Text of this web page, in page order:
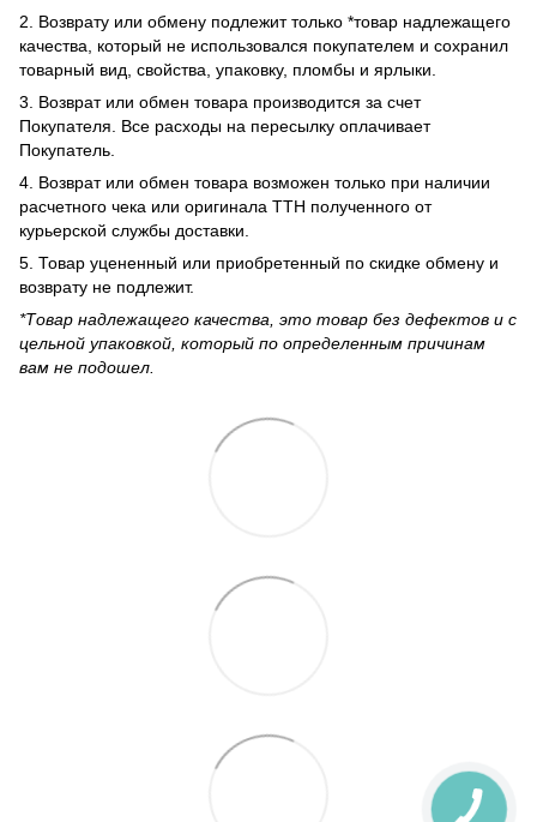
2. Возврату или обмену подлежит только *товар надлежащего
качества, который не использовался покупателем и сохранил
товарный вид, свойства, упаковку, пломбы и ярлыки.
3. Возврат или обмен товара производится за счет
Покупателя. Все расходы на пересылку оплачивает
Покупатель.
4. Возврат или обмен товара возможен только при наличии
расчетного чека или оригинала ТТН полученного от
курьерской службы доставки.
5. Товар уцененный или приобретенный по скидке обмену и
возврату не подлежит.
*Товар надлежащего качества, это товар без дефектов и с
цельной упаковкой, который по определенным причинам
вам не подошел.